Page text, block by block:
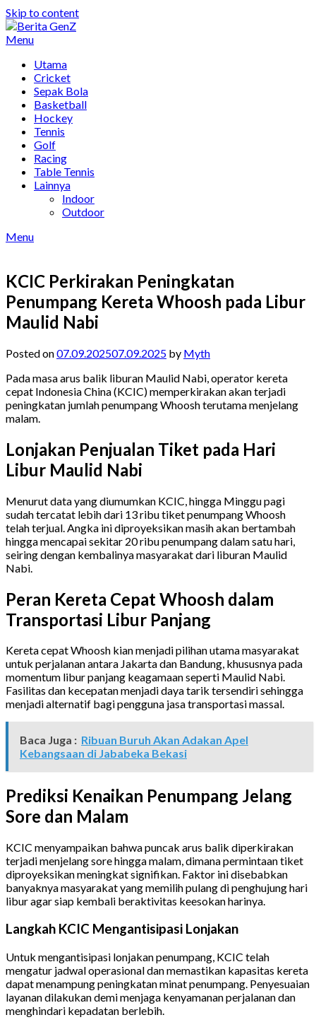
Skip to content
Menu
Utama
Cricket
Sepak Bola
Basketball
Hockey
Tennis
Golf
Racing
Table Tennis
Lainnya
Indoor
Outdoor
Menu
KCIC Perkirakan Peningkatan
Penumpang Kereta Whoosh pada Libur
Maulid Nabi
Posted on07.09.202507.09.2025 by Myth
Pada masa arus balik liburan Maulid Nabi, operator kereta
cepat Indonesia China (KCIC) memperkirakan akan terjadi
peningkatan jumlah penumpang Whoosh terutama menjelang
malam.
Lonjakan Penjualan Tiket pada Hari
Libur Maulid Nabi
Menurut data yang diumumkan KCIC, hingga Minggu pagi
sudah tercatat lebih dari 13 ribu tiket penumpang Whoosh
telah terjual. Angka ini diproyeksikan masih akan bertambah
hingga mencapai sekitar 20 ribu penumpang dalam satu hari,
seiring dengan kembalinya masyarakat dari liburan Maulid
Nabi.
Peran Kereta Cepat Whoosh dalam
Transportasi Libur Panjang
Kereta cepat Whoosh kian menjadi pilihan utama masyarakat
untuk perjalanan antara Jakarta dan Bandung, khususnya pada
momentum libur panjang keagamaan seperti Maulid Nabi.
Fasilitas dan kecepatan menjadi daya tarik tersendiri sehingga
menjadi alternatif bagi pengguna jasa transportasi massal.
Baca Juga : Ribuan Buruh Akan Adakan Apel
Kebangsaan di Jababeka Bekasi
Prediksi Kenaikan Penumpang Jelang
Sore dan Malam
KCIC menyampaikan bahwa puncak arus balik diperkirakan
terjadi menjelang sore hingga malam, dimana permintaan tiket
diproyeksikan meningkat signifikan. Faktor ini disebabkan
banyaknya masyarakat yang memilih pulang di penghujung hari
libur agar siap kembali beraktivitas keesokan harinya.
Langkah KCIC Mengantisipasi Lonjakan
Untuk mengantisipasi lonjakan penumpang, KCIC telah
mengatur jadwal operasional dan memastikan kapasitas kereta
dapat menampung peningkatan minat penumpang. Penyesuaian
layanan dilakukan demi menjaga kenyamanan perjalanan dan
menghindari kepadatan berlebih.